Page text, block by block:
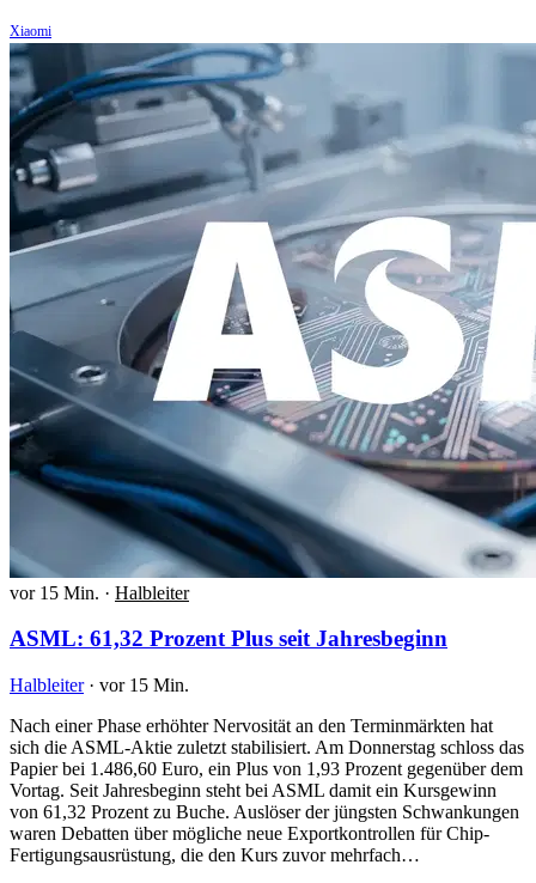
Xiaomi
vor 15 Min. · Halbleiter
ASML: 61,32 Prozent Plus seit Jahresbeginn
Halbleiter · vor 15 Min.
Nach einer Phase erhöhter Nervosität an den Terminmärkten hat
sich die ASML-Aktie zuletzt stabilisiert. Am Donnerstag schloss das
Papier bei 1.486,60 Euro, ein Plus von 1,93 Prozent gegenüber dem
Vortag. Seit Jahresbeginn steht bei ASML damit ein Kursgewinn
von 61,32 Prozent zu Buche. Auslöser der jüngsten Schwankungen
waren Debatten über mögliche neue Exportkontrollen für Chip-
Fertigungsausrüstung, die den Kurs zuvor mehrfach…